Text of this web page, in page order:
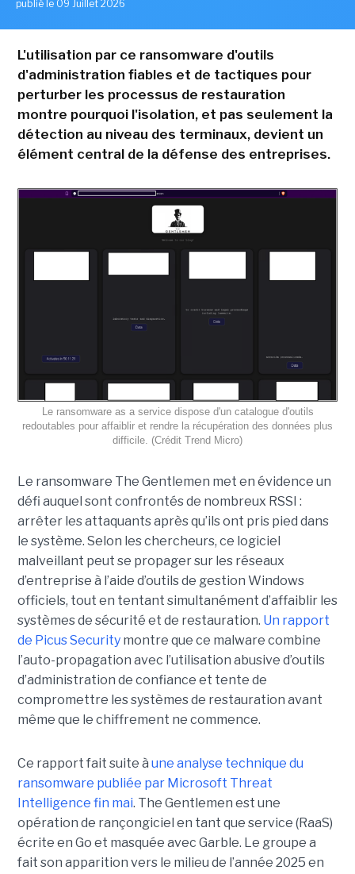
publié le 09 Juillet 2026
L'utilisation par ce ransomware d'outils
d'administration fiables et de tactiques pour
perturber les processus de restauration
montre pourquoi l'isolation, et pas seulement la
détection au niveau des terminaux, devient un
élément central de la défense des entreprises.
Le ransomware as a service dispose d'un catalogue d'outils
redoutables pour affaiblir et rendre la récupération des données plus
difficile. (Crédit Trend Micro)
Le ransomware The Gentlemen met en évidence un
défi auquel sont confrontés de nombreux RSSI :
arrêter les attaquants après qu’ils ont pris pied dans
le système. Selon les chercheurs, ce logiciel
malveillant peut se propager sur les réseaux
d’entreprise à l’aide d’outils de gestion Windows
officiels, tout en tentant simultanément d’affaiblir les
systèmes de sécurité et de restauration. Un rapport
de Picus Securitymontre que ce malware combine
l’auto-propagation avec l’utilisation abusive d’outils
d’administration de confiance et tente de
compromettre les systèmes de restauration avant
même que le chiffrement ne commence.
Ce rapport fait suite à une analyse technique du
ransomware publiée par Microsoft Threat
Intelligence fin mai. The Gentlemen est une
opération de rançongiciel en tant que service (RaaS)
écrite en Go et masquée avec Garble. Le groupe a
fait son apparition vers le milieu de l’année 2025 en